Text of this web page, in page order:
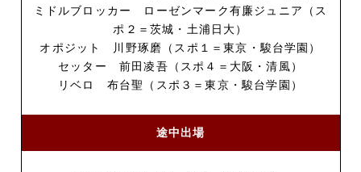
ミドルブロッカー ローゼンマーク有廉ジュニア（ス
ポ２＝茨城・土浦日大）
オポジット 川野琢磨（スポ１＝東京・駿台学園）
セッター 前田凌吾（スポ４＝大阪・清風）
リベロ 布台聖（スポ３＝東京・駿台学園）
途中出場